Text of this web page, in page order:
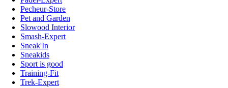
Pecheur-Store
Pet and Garden
Slowood Interior
Smash-Expert
Sneak'In
Sneakids
Sport is good
Training-Fit
Trek-Expert